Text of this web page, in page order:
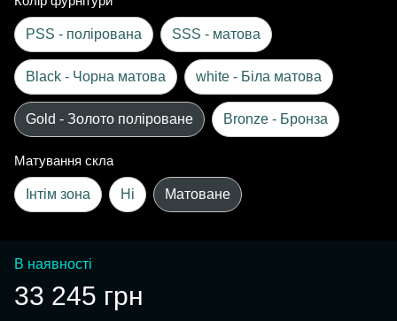
PSS - полірована SSS - матова
Black - Чорна матова white - Біла матова
Gold - Золото поліроване Bronze - Бронза
Матування скла
Інтім зона Ні Матоване
В наявності
33 245 грн